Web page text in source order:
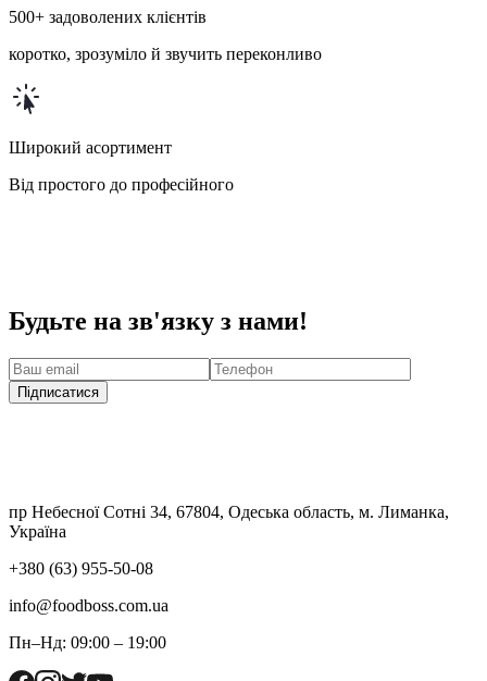
500+ задоволених клієнтів
коротко, зрозуміло й звучить переконливо
Широкий асортимент
Від простого до професійного
Будьте на зв'язку з нами!
Підписатися
пр Небесної Сотні 34, 67804, Одеська область, м. Лиманка,
Україна
+380 (63) 955-50-08
info@foodboss.com.ua
Пн–Нд: 09:00 – 19:00